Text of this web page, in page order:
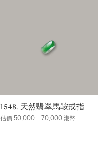
1548. 天然翡翠馬鞍戒指
估價 50,000 – 70,000 港幣